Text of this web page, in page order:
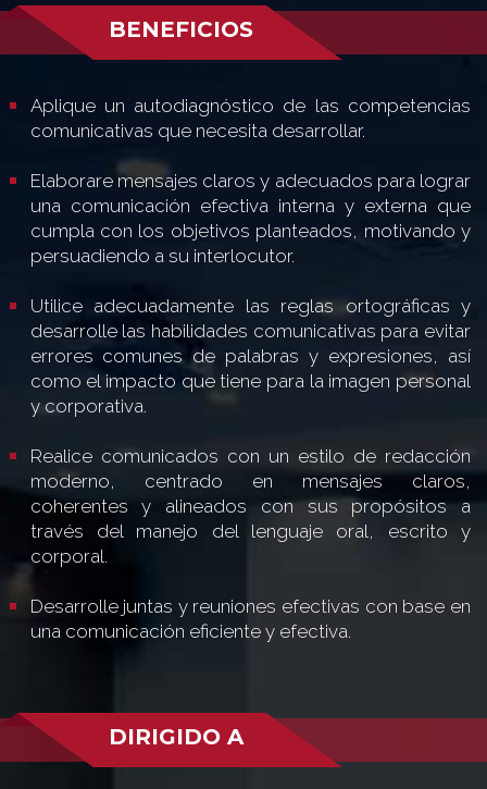
BENEFICIOS
Aplique un autodiagnóstico de las competencias
comunicativas que necesita desarrollar.
Elaborare mensajes claros y adecuados para lograr
una comunicación efectiva interna y externa que
cumpla con los objetivos planteados, motivando y
persuadiendo a su interlocutor.
Utilice adecuadamente las reglas ortográficas y
desarrolle las habilidades comunicativas para evitar
errores comunes de palabras y expresiones, así
como el impacto que tiene para la imagen personal
y corporativa.
Realice comunicados con un estilo de redacción
moderno, centrado en mensajes claros,
coherentes y alineados con sus propósitos a
través del manejo del lenguaje oral, escrito y
corporal.
Desarrolle juntas y reuniones efectivas con base en
una comunicación eficiente y efectiva.
DIRIGIDO A